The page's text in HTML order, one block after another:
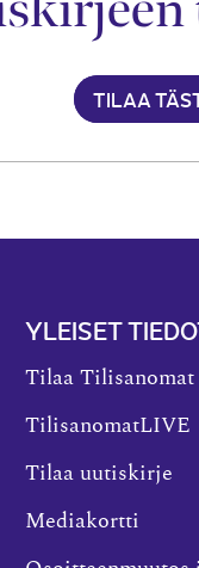
TILAA
YLEISET
Tilaa Tilisanomat
TilisanomatLIVE
Tilaa uutiskirje
Mediakortti